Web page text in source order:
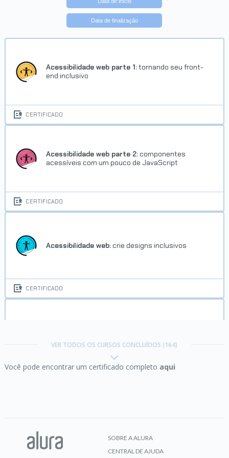
Trilha Explore React com
JavaScript
Concluído em 04/04/2025
framework web de Python
Concluído em 18/11/2018
Data de finalização
Acessibilidade web parte 1:tornando seu front-
end inclusivo
CERTIFICADO
Acessibilidade web parte 2: componentes
acessíveis com um pouco de JavaScript
CERTIFICADO
Acessibilidade web: crie designs inclusivos
CERTIFICADO
VER TODOS OS CURSOS CONCLUÍDOS (164)
Você pode encontrar um certificado completo aqui
SOBRE A ALURA
CENTRAL DE AJUDA